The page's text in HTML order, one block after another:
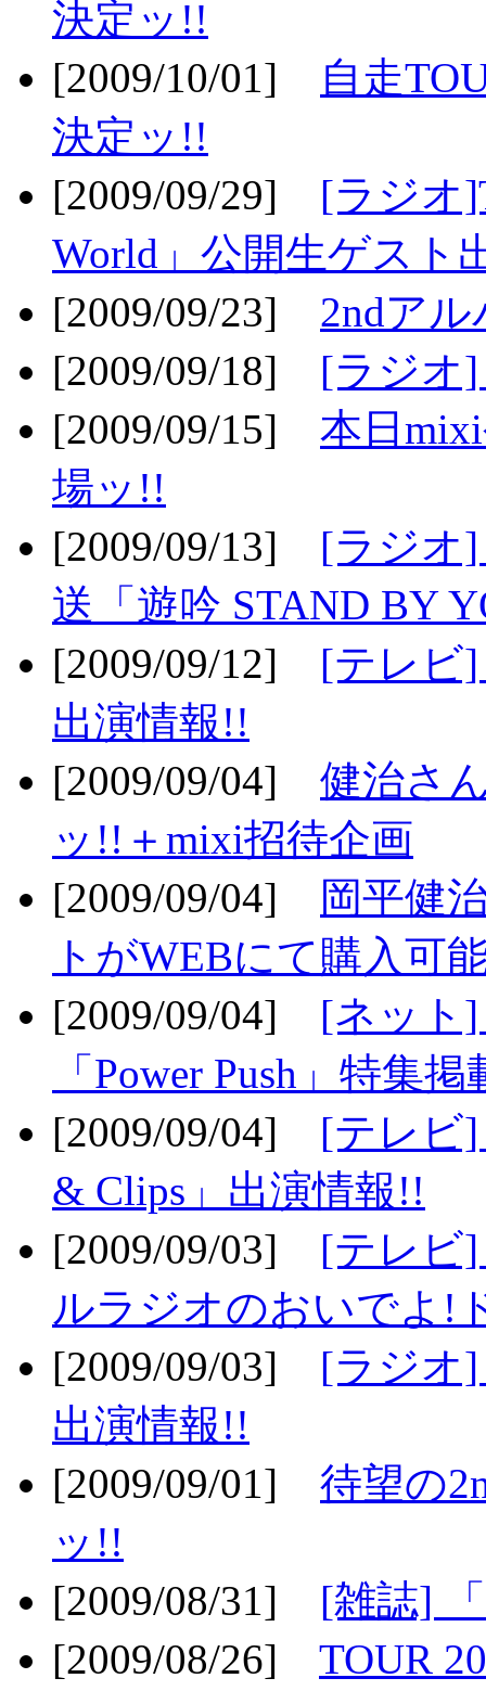
決定ッ!!
[2009/10/01]
自走
決定ッ!!
[2009/09/29] [ラジオ
World」公開生ゲスト
[2009/09/23] 2ndア
[2009/09/18] [ラジオ
[2009/09/15] 本日
場ッ!!
[2009/09/13] [ラジオ]
送「遊吟 STAND BY
[2009/09/12] [テレビ]
出演情報!!
[2009/09/04] 健治さ
ッ!!＋mixi招待企画
[2009/09/04]
岡平健
トがWEBにて購入可
[2009/09/04] [ネット]
「Power Push」特集
[2009/09/04] [テレビ]
& Clips」出演情報!!
[2009/09/03] [テレビ
ルラジオのおいでよ!
[2009/09/03] [ラジオ]
出演情報!!
[2009/09/01] 待望の
ッ!!
[2009/08/31] [雑誌]
[2009/08/26] TOUR